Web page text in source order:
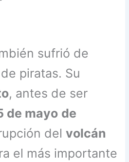
sufrió de
piratas. Su
, antes de ser
de mayo de
delvolcán
el más importante